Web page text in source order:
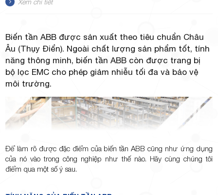
Xem chi tiết
Biến tần ABB được sản xuất theo tiêu chuẩn Châu
Âu (Thụy Điển). Ngoài chất lượng sản phẩm tốt, tính
năng thông minh, biến tần ABB còn được trang bị
bộ lọc EMC cho phép giảm nhiễu tối đa và bảo vệ
môi trường.
Để làm rõ được đặc điểm của biến tần ABB cũng như ứng dụng
của nó vào trong công nghiệp như thế nào. Hãy cùng chúng tôi
điểm qua một số ý sau.